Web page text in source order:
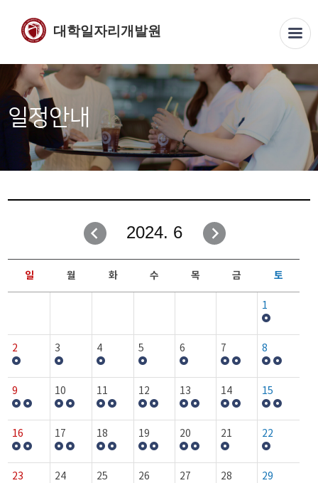
대학일자리개발원
일정안내
2024. 6
일 월 화 수 목 금 토
1
2 3 4 5 6 7 8
9 10 11 12 13 14 15
16 17 18 19 20 21 22
23 24 25 26 27 28 29